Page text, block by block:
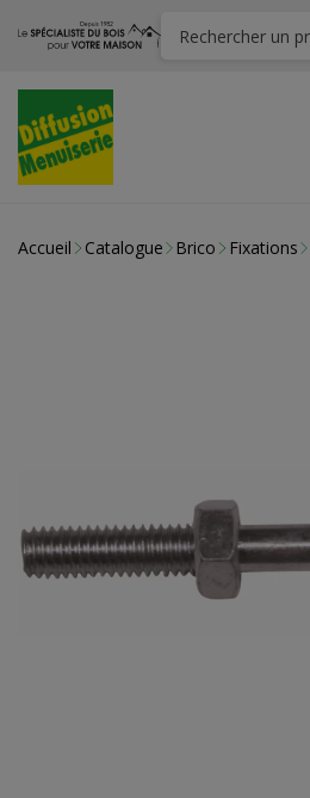
Accueil Catalogue Brico Fixations